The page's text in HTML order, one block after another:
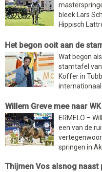
bleek Lars
Hippisch
Het begon ooit aan de
Wat begon
stamtafel
Koffer in
Willem Greve mee naar
ERMELO –
een van de
springen in
Thijmen Vos alsnog naast